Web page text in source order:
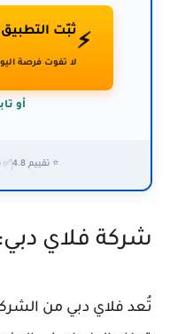
⚡
ثبّت
لا تفوت فرصة
أو
⭐ تقييم 4.8 ✅
شركة فلاي
تُعد فلاي دبي من